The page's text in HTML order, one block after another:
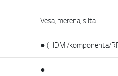
Vēsa, mērena, silta
● (HDMI/komponenta/
●